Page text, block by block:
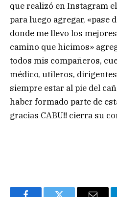
que realizó en Instagram
para luego agregar, «pase
donde me llevo los
camino que hicimos»
todos mis compañeros,
médico, utileros,
siempre estar al pie del
haber formado parte de
gracias CABU!! cierra su